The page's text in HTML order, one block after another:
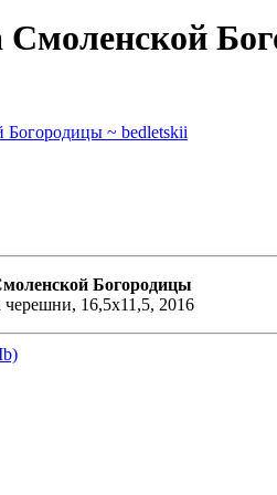
Смоленской
Богородицы
черешни, 16,5х11,5, 2016